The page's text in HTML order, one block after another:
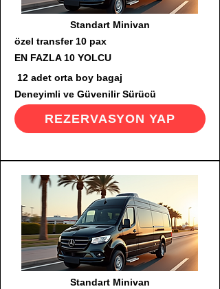
Standart Minivan
özel transfer 10 pax
EN FAZLA 10 YOLCU
12 adet orta boy bagaj
Deneyimli ve Güvenilir Sürücü
REZERVASYON YAP
Standart Minivan